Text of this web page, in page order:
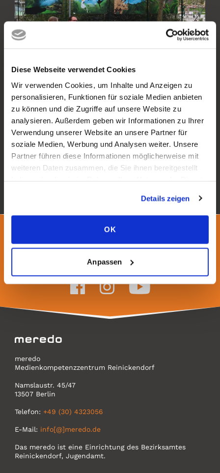
Diese Webseite verwendet Cookies
Wir verwenden Cookies, um Inhalte und Anzeigen zu
personalisieren, Funktionen für soziale Medien anbieten
zu können und die Zugriffe auf unsere Website zu
analysieren. Außerdem geben wir Informationen zu Ihrer
Verwendung unserer Website an unsere Partner für
soziale Medien, Werbung und Analysen weiter. Unsere
Partner führen diese Informationen möglicherweise mit
weiteren Daten zusammen, die Sie ihnen bereitgestellt
Details zeigen
OK
Anpassen
Nächster Artikel
Folgt uns auf
meredo
Medienkompetenzzentrum Reinickendorf
Namslaustr. 45/47
13507 Berlin
Telefon: +49 (30) 4323056
E-Mail: info[@]meredo.de
Das meredo ist eine Einrichtung des Bezirksamtes
Reinickendorf, Jugendamt.